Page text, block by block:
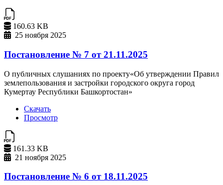
160.63 KB
25 ноября 2025
Постановление № 7 от 21.11.2025
О публичных слушаниях по проекту«Об утверждении Правил
землепользования и застройки городского округа город
Кумертау Республики Башкортостан»
Скачать
Просмотр
161.33 KB
21 ноября 2025
Постановление № 6 от 18.11.2025